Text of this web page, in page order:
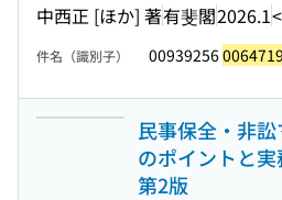
中西正 [ほか] 著有斐閣2026.1
件名（識別子） 00939256
民事保全・非
のポイントと
第2版